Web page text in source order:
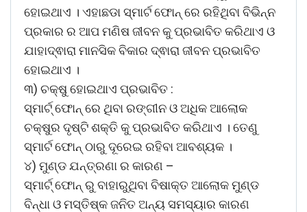
ହୋଇଥାଏ । ଏହାଛଡା ସ୍ମାର୍ଟ ଫୋନ୍ ରେ ରହିଥିବା ବିଭିନ୍ନ
ପ୍ରକାର ର ଆପ ମଣିଷ ଜୀବନ କୁ ପ୍ରଭାବିତ କରିଥାଏ ଓ
ଯାହାଦ୍ଵାରା ମାନସିକ ବିକାର ଦ୍ଵାରା ଜୀବନ ପ୍ରଭାବିତ
ହୋଇଥାଏ ।
୩) ଚକ୍ଷୁ ହୋଇଥାଏ ପ୍ରଭାବିତ :
ସ୍ମାର୍ଟ୍ ଫୋନ୍ ରେ ଥିବା ରଙ୍ଗୀନ ଓ ଅଧିକ ଆଲୋକ
ଚକ୍ଷୁର ଦୃଷ୍ଟି ଶକ୍ତି କୁ ପ୍ରଭାବିତ କରିଥାଏ । ତେଣୁ
ସ୍ମାର୍ଟ ଫୋନ୍ ଠାରୁ ଦୂରେଇ ରହିବା ଆବଶ୍ୟକ ।
୪) ମୁଣ୍ଡ ଯନ୍ତ୍ରଣା ର କାରଣ –
ସ୍ମାର୍ଟ୍ ଫୋନ୍ ରୁ ବାହାରୁଥିବା ବିଷାକ୍ତ ଆଲୋକ ମୁଣ୍ଡ
ବିନ୍ଧା ଓ ମସ୍ତିଷ୍କ ଜନିତ ଅନ୍ୟ ସମସ୍ୟାର କାରଣ